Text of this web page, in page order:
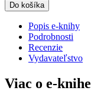
Do košíka
Popis e-knihy
Podrobnosti
Recenzie
Vydavateľstvo
Viac o e-knihe